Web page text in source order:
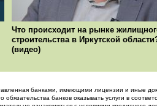
Что происходит на рынке
строительства в Иркутской
(видео)
банками, имеющими лицензии и иные
банков оказывать услуги в